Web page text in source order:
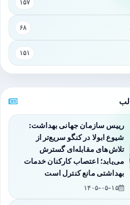
۱۵۷
۶۸
۱۵۱
رییس سازمان جهانی بهداشت:
شیوع ابولا در کنگو سریع‌تر از
تلاش‌های مقابله‌ای گسترش
می‌یابد؛ اعتصاب کارکنان خدمات
بهداشتی مانع کنترل است
۱۴۰۵-۰۵-۱۵